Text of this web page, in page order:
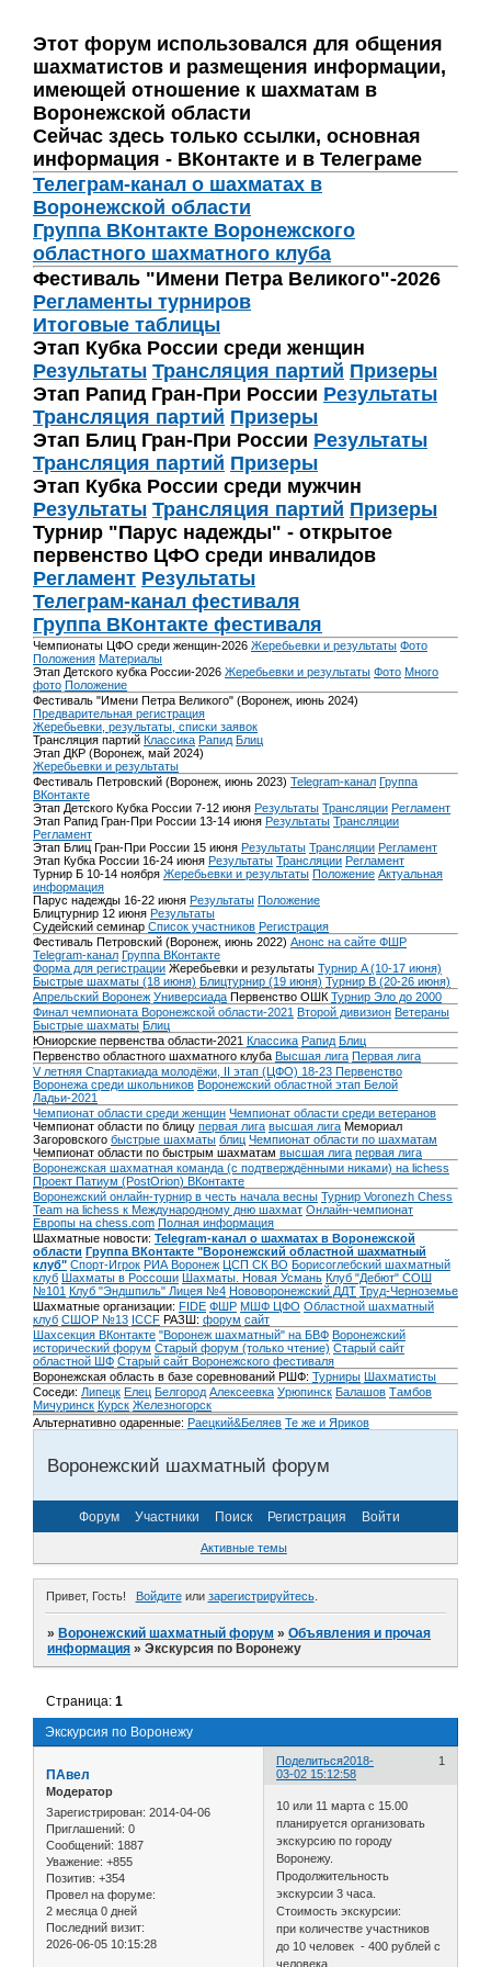
Этот форум использовался для общения
шахматистов и размещения информации,
имеющей отношение к шахматам в
Воронежской области
Сейчас здесь только ссылки, основная
информация - ВКонтакте и в Телеграме
Телеграм-канал о шахматах в
Воронежской области
Группа ВКонтакте Воронежского
областного шахматного клуба
Фестиваль "Имени Петра Великого"-2026
Регламенты турниров
Итоговые таблицы
Этап Кубка России среди женщин
Результаты Трансляция партий Призеры
Этап Рапид Гран-При России Результаты
Трансляция партий Призеры
Этап Блиц Гран-При России Результаты
Трансляция партий Призеры
Этап Кубка России среди мужчин
Результаты Трансляция партий Призеры
Турнир "Парус надежды" - открытое
первенство ЦФО среди инвалидов
Регламент Результаты
Телеграм-канал фестиваля
Группа ВКонтакте фестиваля
Чемпионаты ЦФО среди женщин-2026 Жеребьевки и результаты Фото
Положения Материалы
Этап Детского кубка России-2026 Жеребьевки и результаты Фото Много
фото Положение
Фестиваль "Имени Петра Великого" (Воронеж, июнь 2024)
Предварительная регистрация
Жеребьевки, результаты, списки заявок
Трансляция партий Классика Рапид Блиц
Этап ДКР (Воронеж, май 2024)
Жеребьевки и результаты
Фестиваль Петровский (Воронеж, июнь 2023) Telegram-канал Группа
ВКонтакте
Этап Детского Кубка России 7-12 июня Результаты Трансляции Регламент
Этап Рапид Гран-При России 13-14 июня Результаты Трансляции
Регламент
Этап Блиц Гран-При России 15 июня Результаты Трансляции Регламент
Этап Кубка России 16-24 июня Результаты Трансляции Регламент
Турнир Б 10-14 ноября Жеребьевки и результаты Положение Актуальная
информация
Парус надежды 16-22 июня Результаты Положение
Блицтурнир 12 июня Результаты
Судейский семинар Список участников Регистрация
Фестиваль Петровский (Воронеж, июнь 2022) Анонс на сайте ФШР
Telegram-канал Группа ВКонтакте
Форма для регистрации Жеребьевки и результаты Турнир A (10-17 июня)
Быстрые шахматы (18 июня) Блицтурнир (19 июня) Турнир B (20-26 июня)
Апрельский Воронеж Универсиада Первенство ОШК Турнир Эло до 2000
Финал чемпионата Воронежской области-2021 Второй дивизион Ветераны
Быстрые шахматы Блиц
Юниорские первенства области-2021 Классика Рапид Блиц
Первенство областного шахматного клуба Высшая лига Первая лига
V летняя Спартакиада молодёжи, II этап (ЦФО) 18-23 Первенство
Воронежа среди школьников Воронежский областной этап Белой
Ладьи-2021
Чемпионат области среди женщин Чемпионат области среди ветеранов
Чемпионат области по блицу первая лига высшая лига Мемориал
Загоровского быстрые шахматы блиц Чемпионат области по шахматам
Чемпионат области по быстрым шахматам высшая лига первая лига
Воронежская шахматная команда (с подтверждёнными никами) на lichess
Проект Патиум (PostOrion) ВКонтакте
Воронежский онлайн-турнир в честь начала весны Турнир Voronezh Chess
Team на lichess к Международному дню шахмат Онлайн-чемпионат
Европы на chess.com Полная информация
Шахматные новости: Telegram-канал о шахматах в Воронежской
области Группа ВКонтакте "Воронежский областной шахматный
клуб" Спорт-Игрок РИА Воронеж ЦСП СК ВО Борисоглебский шахматный
клуб Шахматы в Россоши Шахматы. Новая Усмань Клуб "Дебют" СОШ
№101 Клуб "Эндшпиль" Лицея №4 Нововоронежский ДДТ Труд-Черноземье
Шахматные организации: FIDE ФШР МШФ ЦФО Областной шахматный
клуб СШОР №13 ICCF РАЗШ: форум сайт
Шахсекция ВКонтакте "Воронеж шахматный" на БВФ Воронежский
исторический форум Cтарый форум (только чтение) Старый сайт
областной ШФ Старый сайт Воронежского фестиваля
Воронежская область в базе соревнований РШФ: Турниры Шахматисты
Соседи: Липецк Елец Белгород Алексеевка Урюпинск Балашов Тамбов
Мичуринск Курск Железногорск
Альтернативно одаренные: Раецкий&Беляев Те же и Яриков
Воронежский шахматный форум
Форум Участники Поиск Регистрация Войти
Активные темы
Привет, Гость! Войдитеили зарегистрируйтесь.
»Воронежский шахматный форум »Объявления и прочая
информация »Экскурсия по Воронежу
Экскурсия по Воронежу
Страница:1
Поделиться 1
2018-
03-02 15:12:58
ПАвел
Модератор
Зарегистрирован: 2014-04-06
Приглашений: 0
Сообщений: 1887
Уважение: +855
Позитив: +354
Провел на форуме:
2 месяца 0 дней
Последний визит:
2026-06-05 10:15:28
10 или 11 марта с 15.00
планируется организовать
экскурсию по городу
Воронежу.
Продолжительность
экскурсии 3 часа.
Стоимость экскурсии:
при количестве участников
до 10 человек - 400 рублей с
человека.